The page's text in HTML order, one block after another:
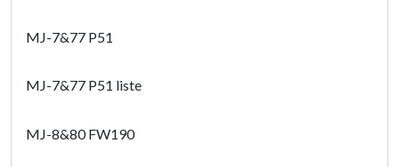
MJ-7&77 P51
MJ-7&77 P51 liste
MJ-8&80 FW190